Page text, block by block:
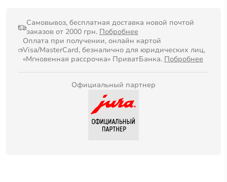
Самовывоз, бесплатная доставка новой почтой
заказов от 2000 грн. Побробнее
Оплата при получении, онлайн картой
Visa/MasterCard, безналично для юридических лиц,
«Мгновенная рассрочка» ПриватБанка. Побробнее
Официальный партнер